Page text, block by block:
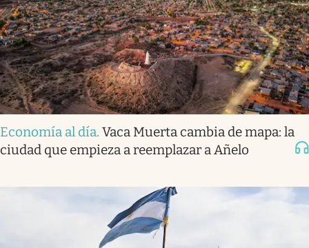
Economía al día. Vaca Muerta cambia de mapa: la
ciudad que empieza a reemplazar a Añelo